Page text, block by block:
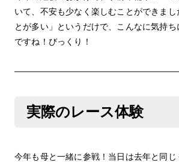
いて、不安も少なく楽しむことができまし
とが多い」というだけで、こんなに気持
ですね！びっくり！
実際のレース体験
今年も母と一緒に参戦！当日は去年と同